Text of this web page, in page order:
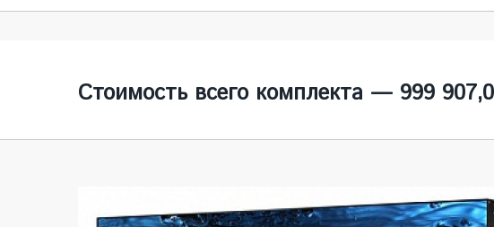
Стоимость всего комплекта — 999